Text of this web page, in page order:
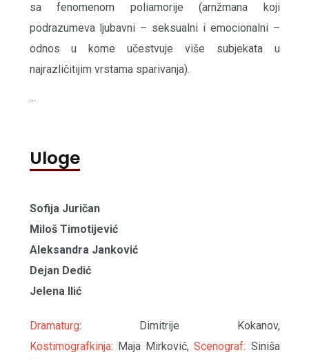
sa fenomenom poliamorije (arnžmana koji
podrazumeva ljubavni – seksualni i emocionalni –
odnos u kome učestvuje više subjekata u
najrazličitijim vrstama sparivanja).
...
Uloge
Sofija Juričan
Miloš Timotijević
Aleksandra Janković
Dejan Dedić
Jelena Ilić
Dramaturg: Dimitrije Kokanov,
Kostimografkinja: Maja Mirković,Scenograf: Siniša